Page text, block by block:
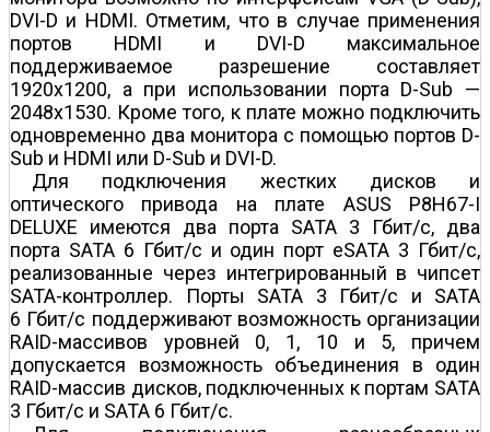
DVI-D и HDMI. Отметим, что в случае применения
портов HDMI и DVI-D максимальное
поддерживаемое разрешение составляет
1920x1200, а при использовании порта D-Sub —
2048x1530. Кроме того, к плате можно подключить
одновременно два монитора с помощью портов D-
Sub и HDMI или D-Sub и DVI-D.
Для подключения жестких дисков и
оптического привода на плате ASUS P8H67-I
DELUXE имеются два порта SATA 3 Гбит/с, два
порта SATA 6 Гбит/с и один порт eSATA 3 Гбит/с,
реализованные через интегрированный в чипсет
SATA-контроллер. Порты SATA 3 Гбит/с и SATA
6 Гбит/с поддерживают возможность организации
RAID-массивов уровней 0, 1, 10 и 5, причем
допускается возможность объединения в один
RAID-массив дисков, подключенных к портам SATA
3 Гбит/с и SATA 6 Гбит/с.